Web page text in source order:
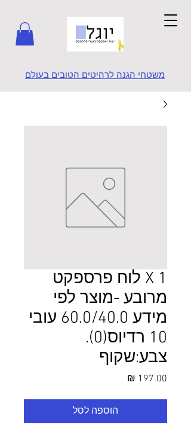
משטחי הגנה לרהיטים הטובים בעולם
1 X לוח פרספקט
מרובע -מוצר לפי
מידע 60.0/40.0 עובי
10 רדיוס(0).
צבע:שקוף
הוספה לסל